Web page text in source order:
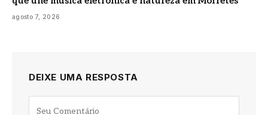
agosto 7, 2026
DEIXE UMA RESPOSTA